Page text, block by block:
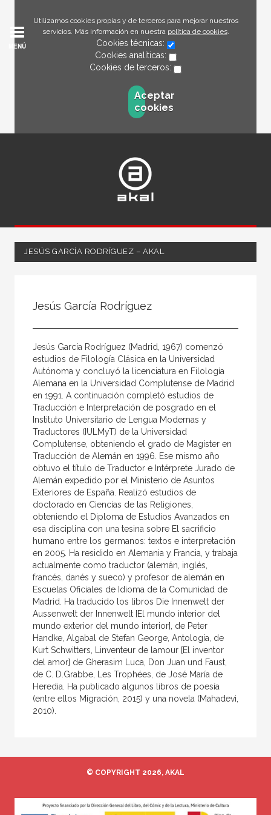
Utilizamos cookies propias y de terceros para mejorar nuestros
servicios. Más información en nuestra política de cookies.
Cookies técnicas:
Cookies analíticas:
Cookies de terceros:
Aceptar
cookies
MENÚ
JESÚS GARCÍA RODRÍGUEZ – AKAL
Coordinador
Editor
Editora
Escritor
Escritora
Ilustrador
Prologuista
Traductor
Traductora
Jesús García Rodríguez
Jesús García Rodríguez (Madrid, 1967) comenzó
estudios de Filología Clásica en la Universidad
Autónoma y concluyó la licenciatura en Filología
Alemana en la Universidad Complutense de Madrid
en 1991. A continuación completó estudios de
Traducción e Interpretación de posgrado en el
Instituto Universitario de Lengua Modernas y
Traductores (IULMyT) de la Universidad
Complutense, obteniendo el grado de Magíster en
Traducción de Alemán en 1996. Ese mismo año
obtuvo el título de Traductor e Intérprete Jurado de
Alemán expedido por el Ministerio de Asuntos
Exteriores de España. Realizó estudios de
doctorado en Ciencias de las Religiones,
obteniendo el Diploma de Estudios Avanzados en
esa disciplina con una tesina sobre El sacrificio
humano entre los germanos: textos e interpretación
en 2005. Ha residido en Alemania y Francia, y trabaja
actualmente como traductor (alemán, inglés,
francés, danés y sueco) y profesor de alemán en
Escuelas Oficiales de Idioma de la Comunidad de
Madrid. Ha traducido los libros Die Innenwelt der
Aussenwelt der Innenwelt [El mundo interior del
mundo exterior del mundo interior], de Peter
Handke, Algabal de Stefan George, Antología, de
Kurt Schwitters, Linventeur de lamour [El inventor
del amor] de Gherasim Luca, Don Juan und Faust,
de C. D.Grabbe, Les Trophées, de José María de
Heredia. Ha publicado algunos libros de poesía
(entre ellos Migración, 2015) y una novela (Mahadevi,
2010).
© COPYRIGHT 2026, AKAL